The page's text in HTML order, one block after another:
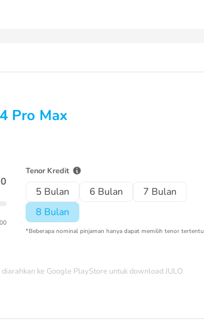
Pro Max
Tenor Kredit
5 Bulan 6 Bulan
7 Bulan
8 Bulan
*Beberapa nominal pinjaman hanya dapat memilih tenor tertentu
ke Google PlayStore untuk download JULO